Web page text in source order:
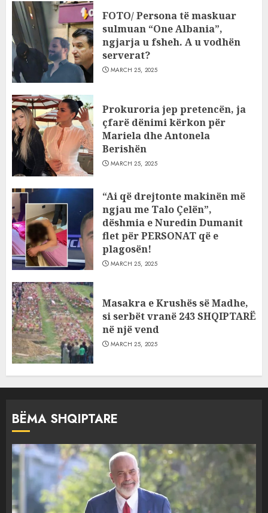
FOTO/ Persona të maskuar
sulmuan “One Albania”,
ngjarja u fsheh. A u vodhën
serverat?
MARCH 25, 2025
Prokuroria jep pretencën, ja
çfarë dënimi kërkon për
Mariela dhe Antonela
Berishën
MARCH 25, 2025
“Ai që drejtonte makinën më
ngjau me Talo Çelën”,
dëshmia e Nuredin Dumanit
flet për PERSONAT që e
plagosën!
MARCH 25, 2025
Masakra e Krushës së Madhe,
si serbët vranë 243 SHQIPTARË
në një vend
MARCH 25, 2025
BËMA SHQIPTARE